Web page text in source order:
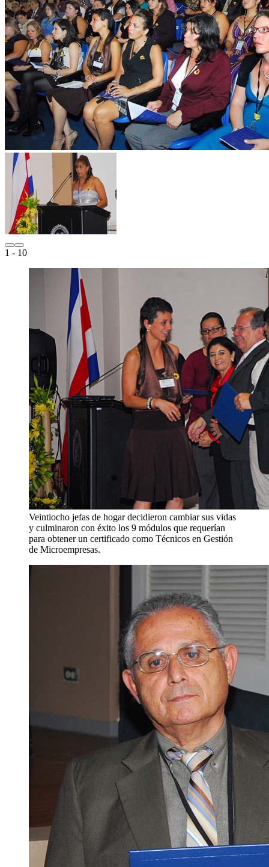
1 - 10
Veintiocho jefas de hogar decidieron cambiar sus vidas
y culminaron con éxito los 9 módulos que requerían
para obtener un certificado como Técnicos en Gestión
de Microempresas.